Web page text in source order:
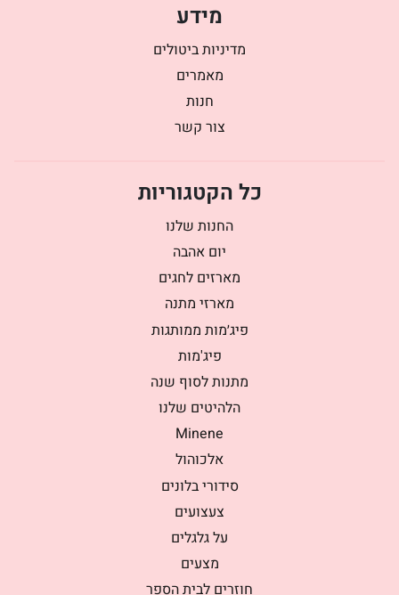
מידע
מדיניות ביטולים
מאמרים
חנות
צור קשר
כל הקטגוריות
החנות שלנו
יום אהבה
מארזים לחגים
מארזי מתנה
פיג׳מות ממותגות
פיג'מות
מתנות לסוף שנה
הלהיטים שלנו
Minene
אלכוהול
סידורי בלונים
צעצועים
על גלגלים
מצעים
חוזרים לבית הספר